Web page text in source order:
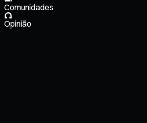
Comunidades
Opinião